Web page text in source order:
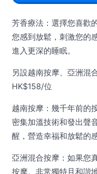
芳香療法：選擇您喜歡
您感到放鬆，刺激您的
進入更深的睡眠。
另設越南按摩、亞洲混
HK$158/位
越南按摩：幾千年前的
密集加溫技術和發出聲
醒，營造幸福和放鬆的感
亞洲混合按摩：如果您
按摩。非常獨特且和諧